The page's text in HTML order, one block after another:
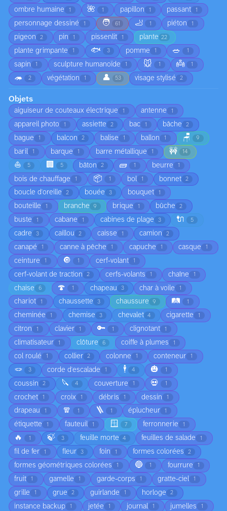
ombre humaine 1 🌺 1 papillon 1 passant 1
personnage dessiné 1 🧑 61 🦶 1 piéton 1
pigeon 2 pin 1 pissenlit 1 plante 22
plante grimpante 1 🐟 3 pomme 1 🥗 1
sapin 1 sculpture humanoïde 1 🐭 1 👼 1
🦔 2 végétation 1 👤 53 visage stylisé 2
Objets
aiguiseur de couteaux électrique 1 antenne 1
appareil photo 1 assiette 2 bac 1 bâche 2
bague 1 balcon 2 balise 1 ballon 1 🪑 9
baril 1 barque 1 barre métallique 1 🚧 14
⛵ 5 🏢 5 bâton 2 🧱 1 beurre 1
bois de chauffage 1 📦 1 bol 1 bonnet 2
boucle d'oreille 2 bouée 3 bouquet 1
bouteille 1 branche 9 brique 1 bûche 2
buste 1 cabane 1 cabines de plage 3 🔌 5
cadre 3 caillou 2 caisse 1 camion 2
canapé 1 canne à pêche 1 capuche 1 casque 1
ceinture 1 🔘 1 cerf-volant 1
cerf-volant de traction 2 cerfs-volants 1 chaîne 1
chaise 6 🍄 1 chapeau 3 char à voile 1
chariot 1 chaussette 3 chaussure 9 🛤️ 1
cheminée 1 chemise 3 chevalet 4 cigarette 1
citron 1 clavier 1 🔑 1 clignotant 1
climatisateur 1 clôture 6 coiffe à plumes 1
col roulé 1 collier 2 colonne 1 conteneur 1
🪢 3 corde d'escalade 1 🕴️ 4 🎃 1
coussin 2 🔪 4 couverture 1 💀 1
crochet 1 croix 1 débris 1 dessin 1
drapeau 1 🧣 1 🪜 1 éplucheur 1
étiquette 1 fauteuil 1 🪟 7 ferronnerie 1
🔥 1 🍃 3 feuille morte 4 feuilles de salade 1
fil de fer 1 fleur 3 foin 1 formes colorées 2
formes géométriques colorées 1 🔵 1 fourrure 1
fruit 1 gamelle 1 garde-corps 1 gratte-ciel 1
grille 1 grue 2 guirlande 1 horloge 2
instance backup 1 jetée 1 journal 1 jumelles 1